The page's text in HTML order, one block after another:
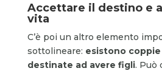
Accettare il destino e
vita
C’è poi un altro elemento
sottolineare: esistono
destinate ad avere figli. Può